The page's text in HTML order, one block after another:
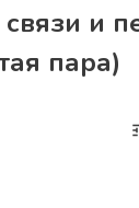
и
пара)